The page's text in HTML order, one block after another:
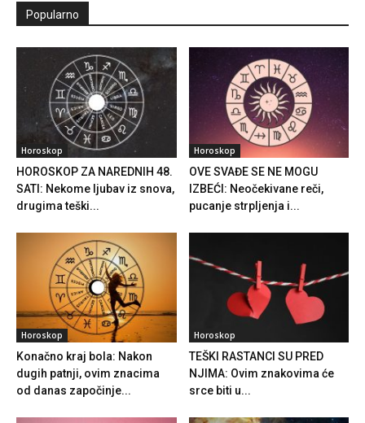
Popularno
Horoskop
HOROSKOP ZA NAREDNIH 48.
SATI: Nekome ljubav iz snova,
drugima teški...
Horoskop
OVE SVAĐE SE NE MOGU
IZBEĆI: Neočekivane reči,
pucanje strpljenja i...
Horoskop
Konačno kraj bola: Nakon
dugih patnji, ovim znacima
od danas započinje...
Horoskop
TEŠKI RASTANCI SU PRED
NJIMA: Ovim znakovima će
srce biti u...